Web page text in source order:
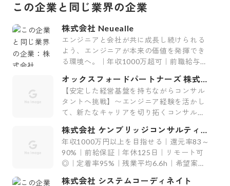
この企業と同じ業界の企業
株式会社 Neuealle
エンジニアと会社が共に成長し続けられる
よう、エンジニアが本来の価値を発揮でき
る環境へ。｜年収1000万超可｜前職給与保
オックスフォードパートナーズ 株式会
社
【安定した経営基盤を持ちながらコンサル
タントへ挑戦】〜エンジニア経験を活かし
て、新たなキャリアを切り拓くコンサルテ
株式会社 ケンブリッジコンサルティン
グ
年収1000万円以上を目指せる｜還元率83～
90%｜前給保証｜年休125日｜リモート可
◎｜定着率95%｜残業平均6.6h｜希望案件
株式会社 システムコーディネイト